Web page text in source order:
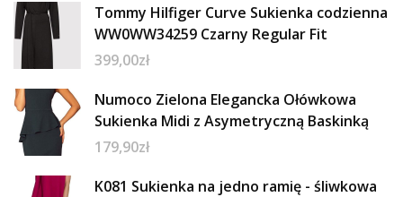
Tommy Hilfiger Curve Sukienka codzienna
WW0WW34259 Czarny Regular Fit
399,00zł
Numoco Zielona Elegancka Ołówkowa
Sukienka Midi z Asymetryczną Baskinką
179,90zł
K081 Sukienka na jedno ramię - śliwkowa